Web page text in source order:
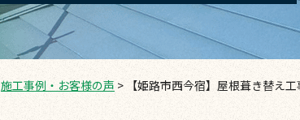
施工事例・お客様の声 > 【姫路市西今宿】屋根葺き替え工